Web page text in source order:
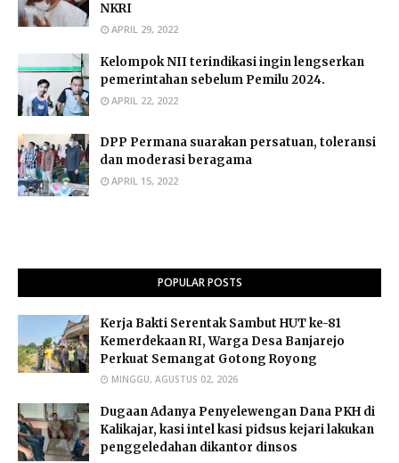
NKRI
APRIL 29, 2022
Kelompok NII terindikasi ingin lengserkan
pemerintahan sebelum Pemilu 2024.
APRIL 22, 2022
DPP Permana suarakan persatuan, toleransi
dan moderasi beragama
APRIL 15, 2022
POPULAR POSTS
Kerja Bakti Serentak Sambut HUT ke-81
Kemerdekaan RI, Warga Desa Banjarejo
Perkuat Semangat Gotong Royong
MINGGU, AGUSTUS 02, 2026
Dugaan Adanya Penyelewengan Dana PKH di
Kalikajar, kasi intel kasi pidsus kejari lakukan
penggeledahan dikantor dinsos